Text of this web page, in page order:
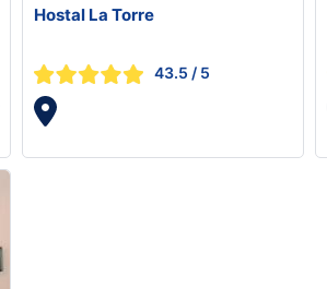
Hostal La Torre
43.5 / 5